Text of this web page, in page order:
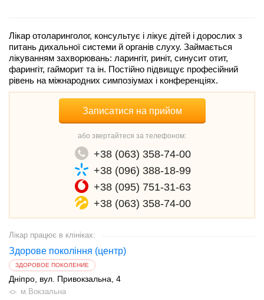
Лікар отоларинголог, консультує і лікує дітей і дорослих з
питань дихальної системи й органів слуху. Займається
лікуванням захворювань: ларингіт, риніт, синусит отит,
фарингіт, гайморит та ін. Постійно підвищує професійний
рівень на міжнародних симпозіумах і конференціях.
Записатися на прийом
або звертайтеся за телефоном:
+38 (063) 358-74-00
+38 (096) 388-18-99
+38 (095) 751-31-63
+38 (063) 358-74-00
Лікар працює в клініках:
Здорове покоління (центр)
ЗДОРОВОЕ ПОКОЛЕНИЕ
Дніпро вул. Привокзальна, 4
м.Вокзальна